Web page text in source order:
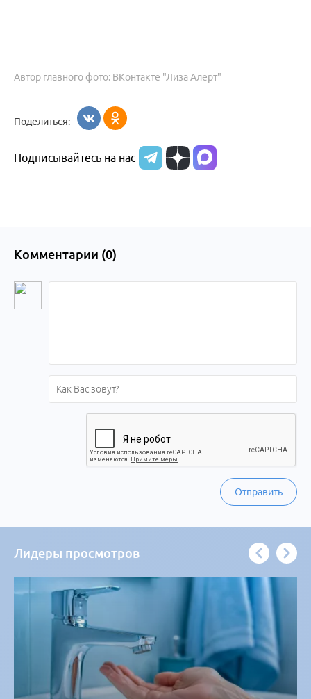
Автор главного фото: ВКонтакте "Лиза Алерт"
Поделиться:
Подписывайтесь на нас
Комментарии (0)
Отправить
Лидеры просмотров